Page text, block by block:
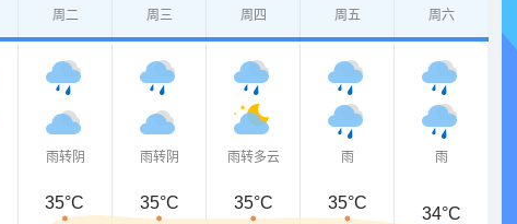
周二 周三 周四 周五 周六
雨转阴 雨转阴 雨转多云 雨 雨
35°C 35°C 35°C 35°C
34°C